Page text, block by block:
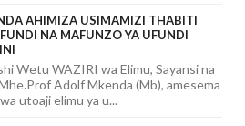
AHIMIZA USIMAMIZI THABITI
NA MAFUNZO YA UFUNDI
Wetu WAZIRI wa Elimu, Sayansi na
Adolf Mkenda (Mb), amesema
utoaji elimu ya u...